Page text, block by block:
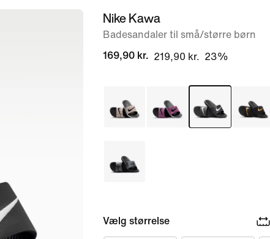
billedeNike Kawa
Badesandaler til små/større børn
169,90 kr. 219,90 kr. 23%
Vælg størrelse